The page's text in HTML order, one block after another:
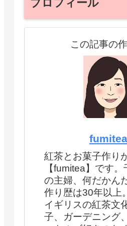
プロフィール
この記事の
fumitea
紅茶とお菓子作り
【fumitea】です
の主婦、何だかん
作り歴は30年以上
イギリスの紅茶文
子、ガーデニング